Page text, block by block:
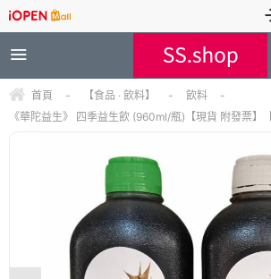
首頁 - 【食品 ‧ 飲料】 - 飲料
-
《華陀益生》 四季益生飲 (960ml/瓶)【現貨 附發票】